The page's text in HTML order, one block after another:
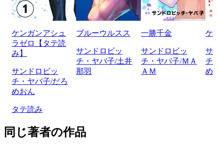
ケンガンアシュ
ラゼロ【タテ読
み】
サンドロビッ
チ・ヤバ子/だろ
めおん
タテ読み
ブルーウルスス
サンドロビッ
チ・ヤバ子/土井
那羽
一勝千金
サンドロビッ
チ・ヤバ子/ＭＡ
ＡＭ
ケ
サ
チ
め
同じ著者の作品